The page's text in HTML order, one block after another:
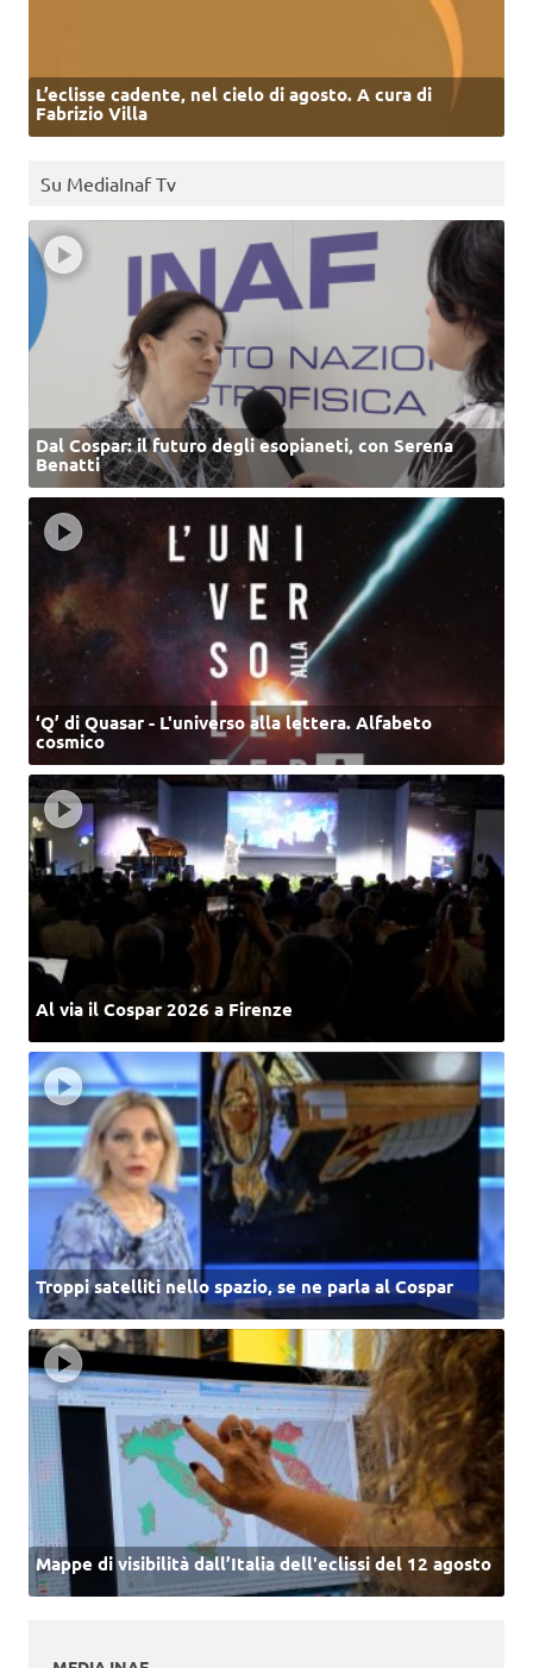
L’eclisse cadente, nel cielo di agosto. A cura di
Fabrizio Villa
Su MediaInaf Tv
Dal Cospar: il futuro degli esopianeti, con Serena
Benatti
‘Q’ di Quasar - L'universo alla lettera. Alfabeto
cosmico
Al via il Cospar 2026 a Firenze
Troppi satelliti nello spazio, se ne parla al Cospar
Mappe di visibilità dall’Italia dell'eclissi del 12 agosto